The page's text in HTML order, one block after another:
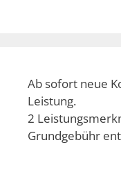
Ab sofort neue
Leistung.
2
Grundgebühr